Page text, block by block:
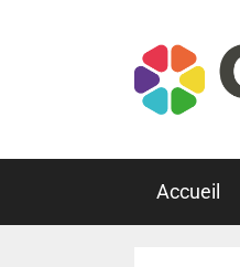
Accueil